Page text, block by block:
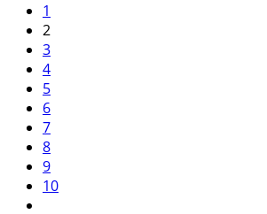
1
2
3
4
5
6
7
8
9
10